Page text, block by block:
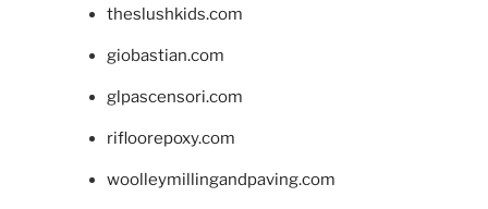
theslushkids.com
giobastian.com
glpascensori.com
rifloorepoxy.com
woolleymillingandpaving.com